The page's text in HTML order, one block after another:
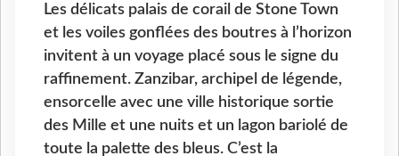
Les délicats palais de corail de Stone Town
et les voiles gonflées des boutres à l’horizon
invitent à un voyage placé sous le signe du
raffinement. Zanzibar, archipel de légende,
ensorcelle avec une ville historique sortie
des Mille et une nuits et un lagon bariolé de
toute la palette des bleus. C’est la